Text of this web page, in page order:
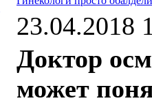
23.04.2018
Доктор
может